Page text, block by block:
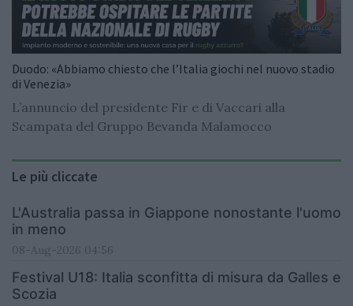
Duodo: «Abbiamo chiesto che l’Italia giochi nel nuovo stadio
di Venezia»
L’annuncio del presidente Fir e di Vaccari alla
Scampata del Gruppo Bevanda Malamocco
Le più cliccate
L'Australia passa in Giappone nonostante l'uomo
in meno
08-Aug-2026 04:56
Festival U18: Italia sconfitta di misura da Galles e
Scozia